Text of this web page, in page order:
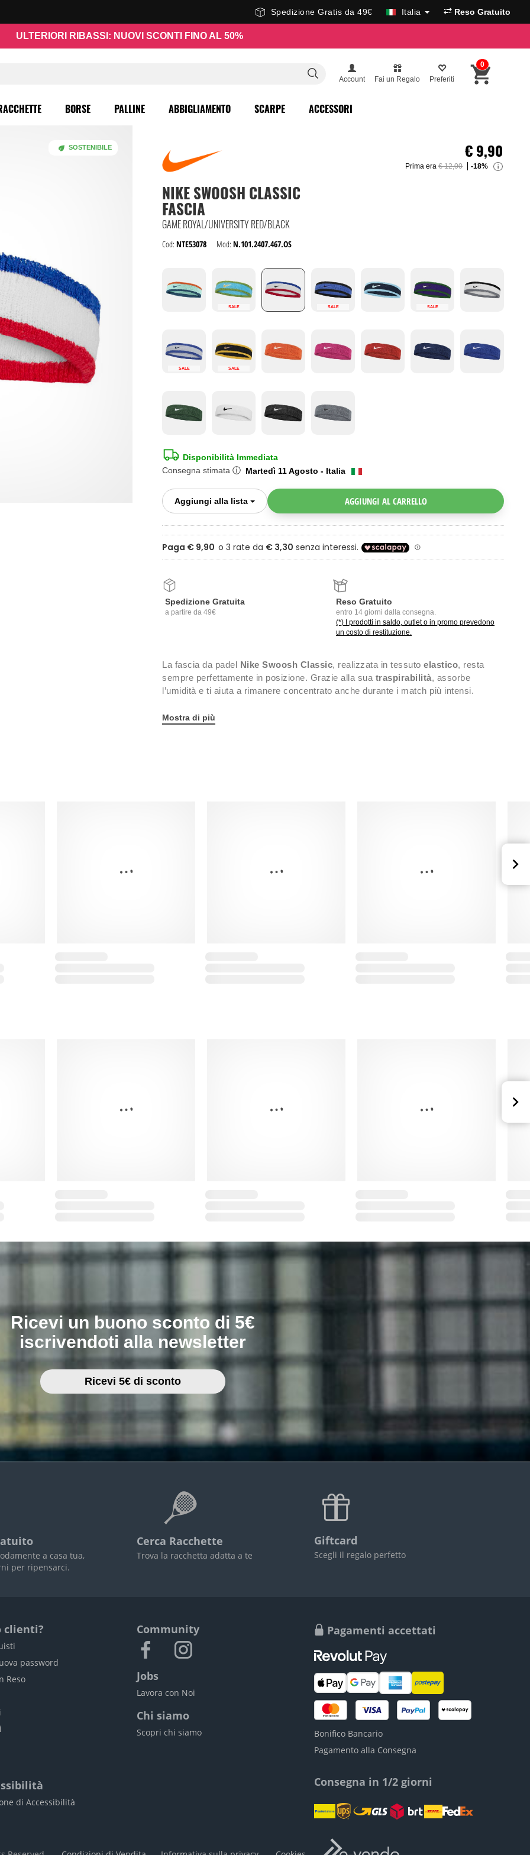
Spedizione Gratis da 49€ Italia Reso Gratuito
ULTERIORI RIBASSI: NUOVI SCONTI FINO AL 50%
Account Fai un Regalo Preferiti
0
BORSE PALLINE ABBIGLIAMENTO SCARPE ACCESSORI
NIKESWOOSH CLASSIC
FASCIA
GAME ROYAL/UNIVERSITY RED/BLACK
Cod: NTE53078 Mod: N.101.2407.467.OS
€9,90
Prima era€ 12,00 -18% i
SALE SALE SALE
SALE SALE
Disponibilità Immediata
Consegna stimata ⓘ Martedì 11 Agosto - Italia
Aggiungi alla lista Toggle Dropdown AGGIUNGI AL CARRELLO
Paga € 9,90
Spedizione Gratuita
a partire da 49€
Reso Gratuito
entro 14 giorni dalla consegna.
(*) I prodotti in saldo, outlet o in promo prevedono
un costo di restituzione.
La fascia da padel Nike Swoosh Classic, realizzata in tessuto elastico, resta
sempre perfettamente in posizione. Grazie alla sua traspirabilità, assorbe
l’umidità e ti aiuta a rimanere concentrato anche durante i match più intensi.
Taglia unica
Mostra di più
SOSTENIBILE
Ricevi un buono sconto di 5€
iscrivendoti alla newsletter
Ricevi 5€ di sconto
a casa tua,
per ripensarci.
Cerca Racchette
Trova la racchetta adatta a te
Giftcard
Scegli il regalo perfetto
clienti?
password
Reso
di Accessibilità
Community
Jobs
Lavora con Noi
Chi siamo
Scopri chi siamo
Pagamenti accettati
Bonifico Bancario
Pagamento alla Consegna
Consegna in 1/2 giorni